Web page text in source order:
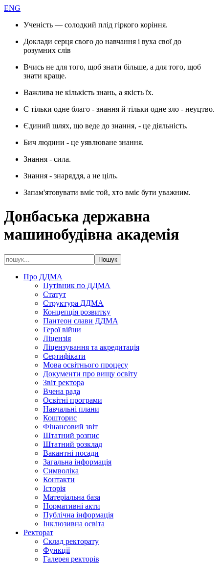
ENG
Ученість — солодкий плід гіркого коріння.
Доклади серця свого до навчання і вуха свої до
розумних слів
Вчись не для того, щоб знати більше, а для того, щоб
знати краще.
Важлива не кількість знань, а якість їх.
Є тільки одне благо - знання й тільки одне зло - неуцтво.
Єдиний шлях, що веде до знання, - це діяльність.
Бич людини - це уявлюване знання.
Знання - сила.
Знання - знаряддя, а не ціль.
Запам'ятовувати вміє той, хто вміє бути уважним.
Донбаська державна
машинобудівна академія
Про ДДМА
Путівник по ДДМА
Статут
Структура ДДМА
Концепція розвитку
Пантеон слави ДДМА
Герої війни
Ліцензія
Ліцензування та акредитація
Сертифікати
Мова освітнього процесу
Документи про вищу освіту
Звіт ректора
Вчена рада
Освітні програми
Навчальні плани
Кошторис
Фінансовий звіт
Штатний розпис
Штатний розклад
Вакантні посади
Загальна інформація
Символіка
Контакти
Історія
Матеріальна база
Нормативні акти
Публічна інформація
Інклюзивна освіта
Ректорат
Склад ректорату
Функції
Галерея ректорів